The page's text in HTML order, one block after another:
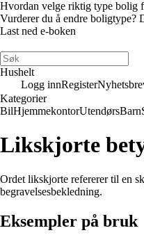
Hvordan velge riktig type bolig
Vurderer du å endre boligtype?
Last ned e-boken
Hushelt
Logg innRegister
Kategorier
BilHjemmekontorUtendørsBarn
Likskjorte
Ordet likskjorte refererer til en
begravelsesbekledning.
Eksempler på bruk